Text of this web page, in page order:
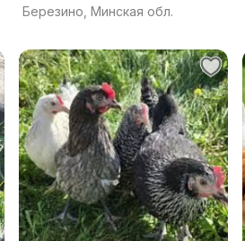
Березино, Минская обл.